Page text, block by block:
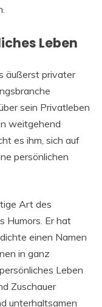
Leben
äußerst privater
sein Privatleben
weitgehend
es ihm, sich auf
persönlichen
Art des
Humors. Er hat
einen Namen
in ganz
Leben
Zuschauer
unterhaltsamen